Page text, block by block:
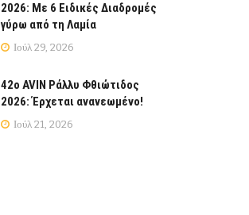
2026: Με 6 Ειδικές Διαδρομές
γύρω από τη Λαμία
Ιούλ 29, 2026
42ο AVIN Ράλλυ Φθιώτιδος
2026: Έρχεται ανανεωμένο!
Ιούλ 21, 2026